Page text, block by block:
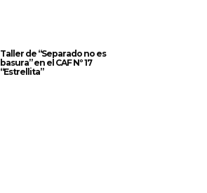
Taller de “Separado no es
basura” en el CAF Nº 17
“Estrellita”